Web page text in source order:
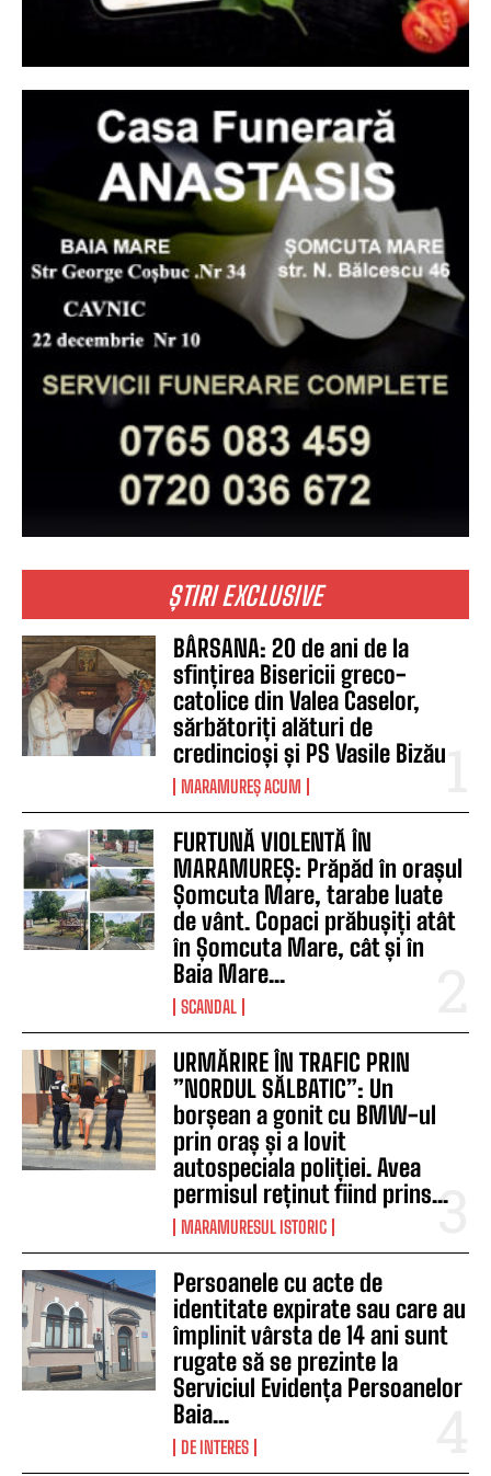
ȘTIRI EXCLUSIVE
BÂRSANA: 20 de ani de la
sfințirea Bisericii greco-
catolice din Valea Caselor,
sărbătoriți alături de
credincioși și PS Vasile Bizău
MARAMUREȘ ACUM
FURTUNĂ VIOLENTĂ ÎN
MARAMUREȘ: Prăpăd în orașul
Șomcuta Mare, tarabe luate
de vânt. Copaci prăbușiți atât
în Șomcuta Mare, cât și în
Baia Mare...
SCANDAL
URMĂRIRE ÎN TRAFIC PRIN
”NORDUL SĂLBATIC”: Un
borșean a gonit cu BMW-ul
prin oraș și a lovit
autospeciala poliției. Avea
permisul reținut fiind prins...
MARAMURESUL ISTORIC
Persoanele cu acte de
identitate expirate sau care au
împlinit vârsta de 14 ani sunt
rugate să se prezinte la
Serviciul Evidența Persoanelor
Baia...
DE INTERES